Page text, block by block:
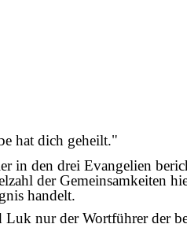
hat dich geheilt."
in den drei Evangelien
der Gemeinsamkeiten
handelt.
nur der Wortführer der